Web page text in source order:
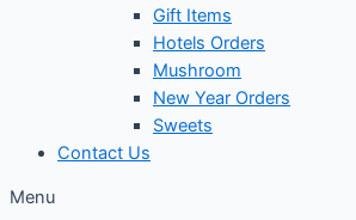
Gift Items
Hotels Orders
Mushroom
New Year Orders
Sweets
Contact Us
Menu